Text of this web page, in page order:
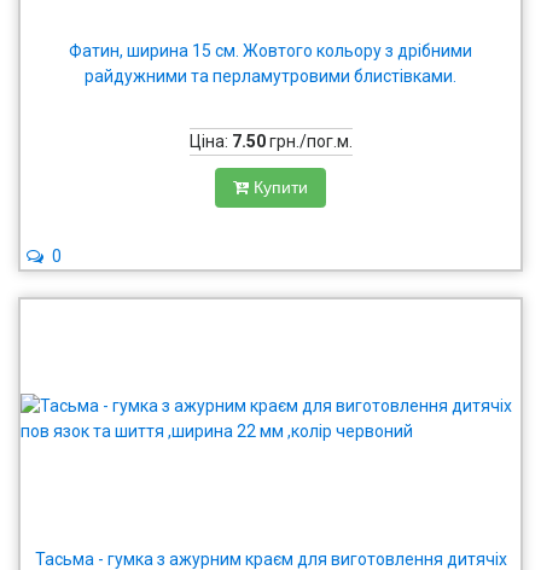
Фатин, ширина 15 см. Жовтого кольору з дрібними
райдужними та перламутровими блистівками.
Ціна: 7.50грн./пог.м.
Купити
0
Тасьма - гумка з ажурним краєм для виготовлення дитячіх